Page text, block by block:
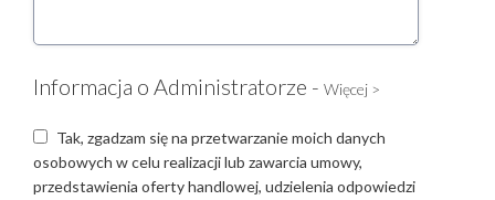
Informacja o Administratorze - Więcej >
Tak, zgadzam się na przetwarzanie moich danych
osobowych w celu realizacji lub zawarcia umowy,
przedstawienia oferty handlowej, udzielenia odpowiedzi